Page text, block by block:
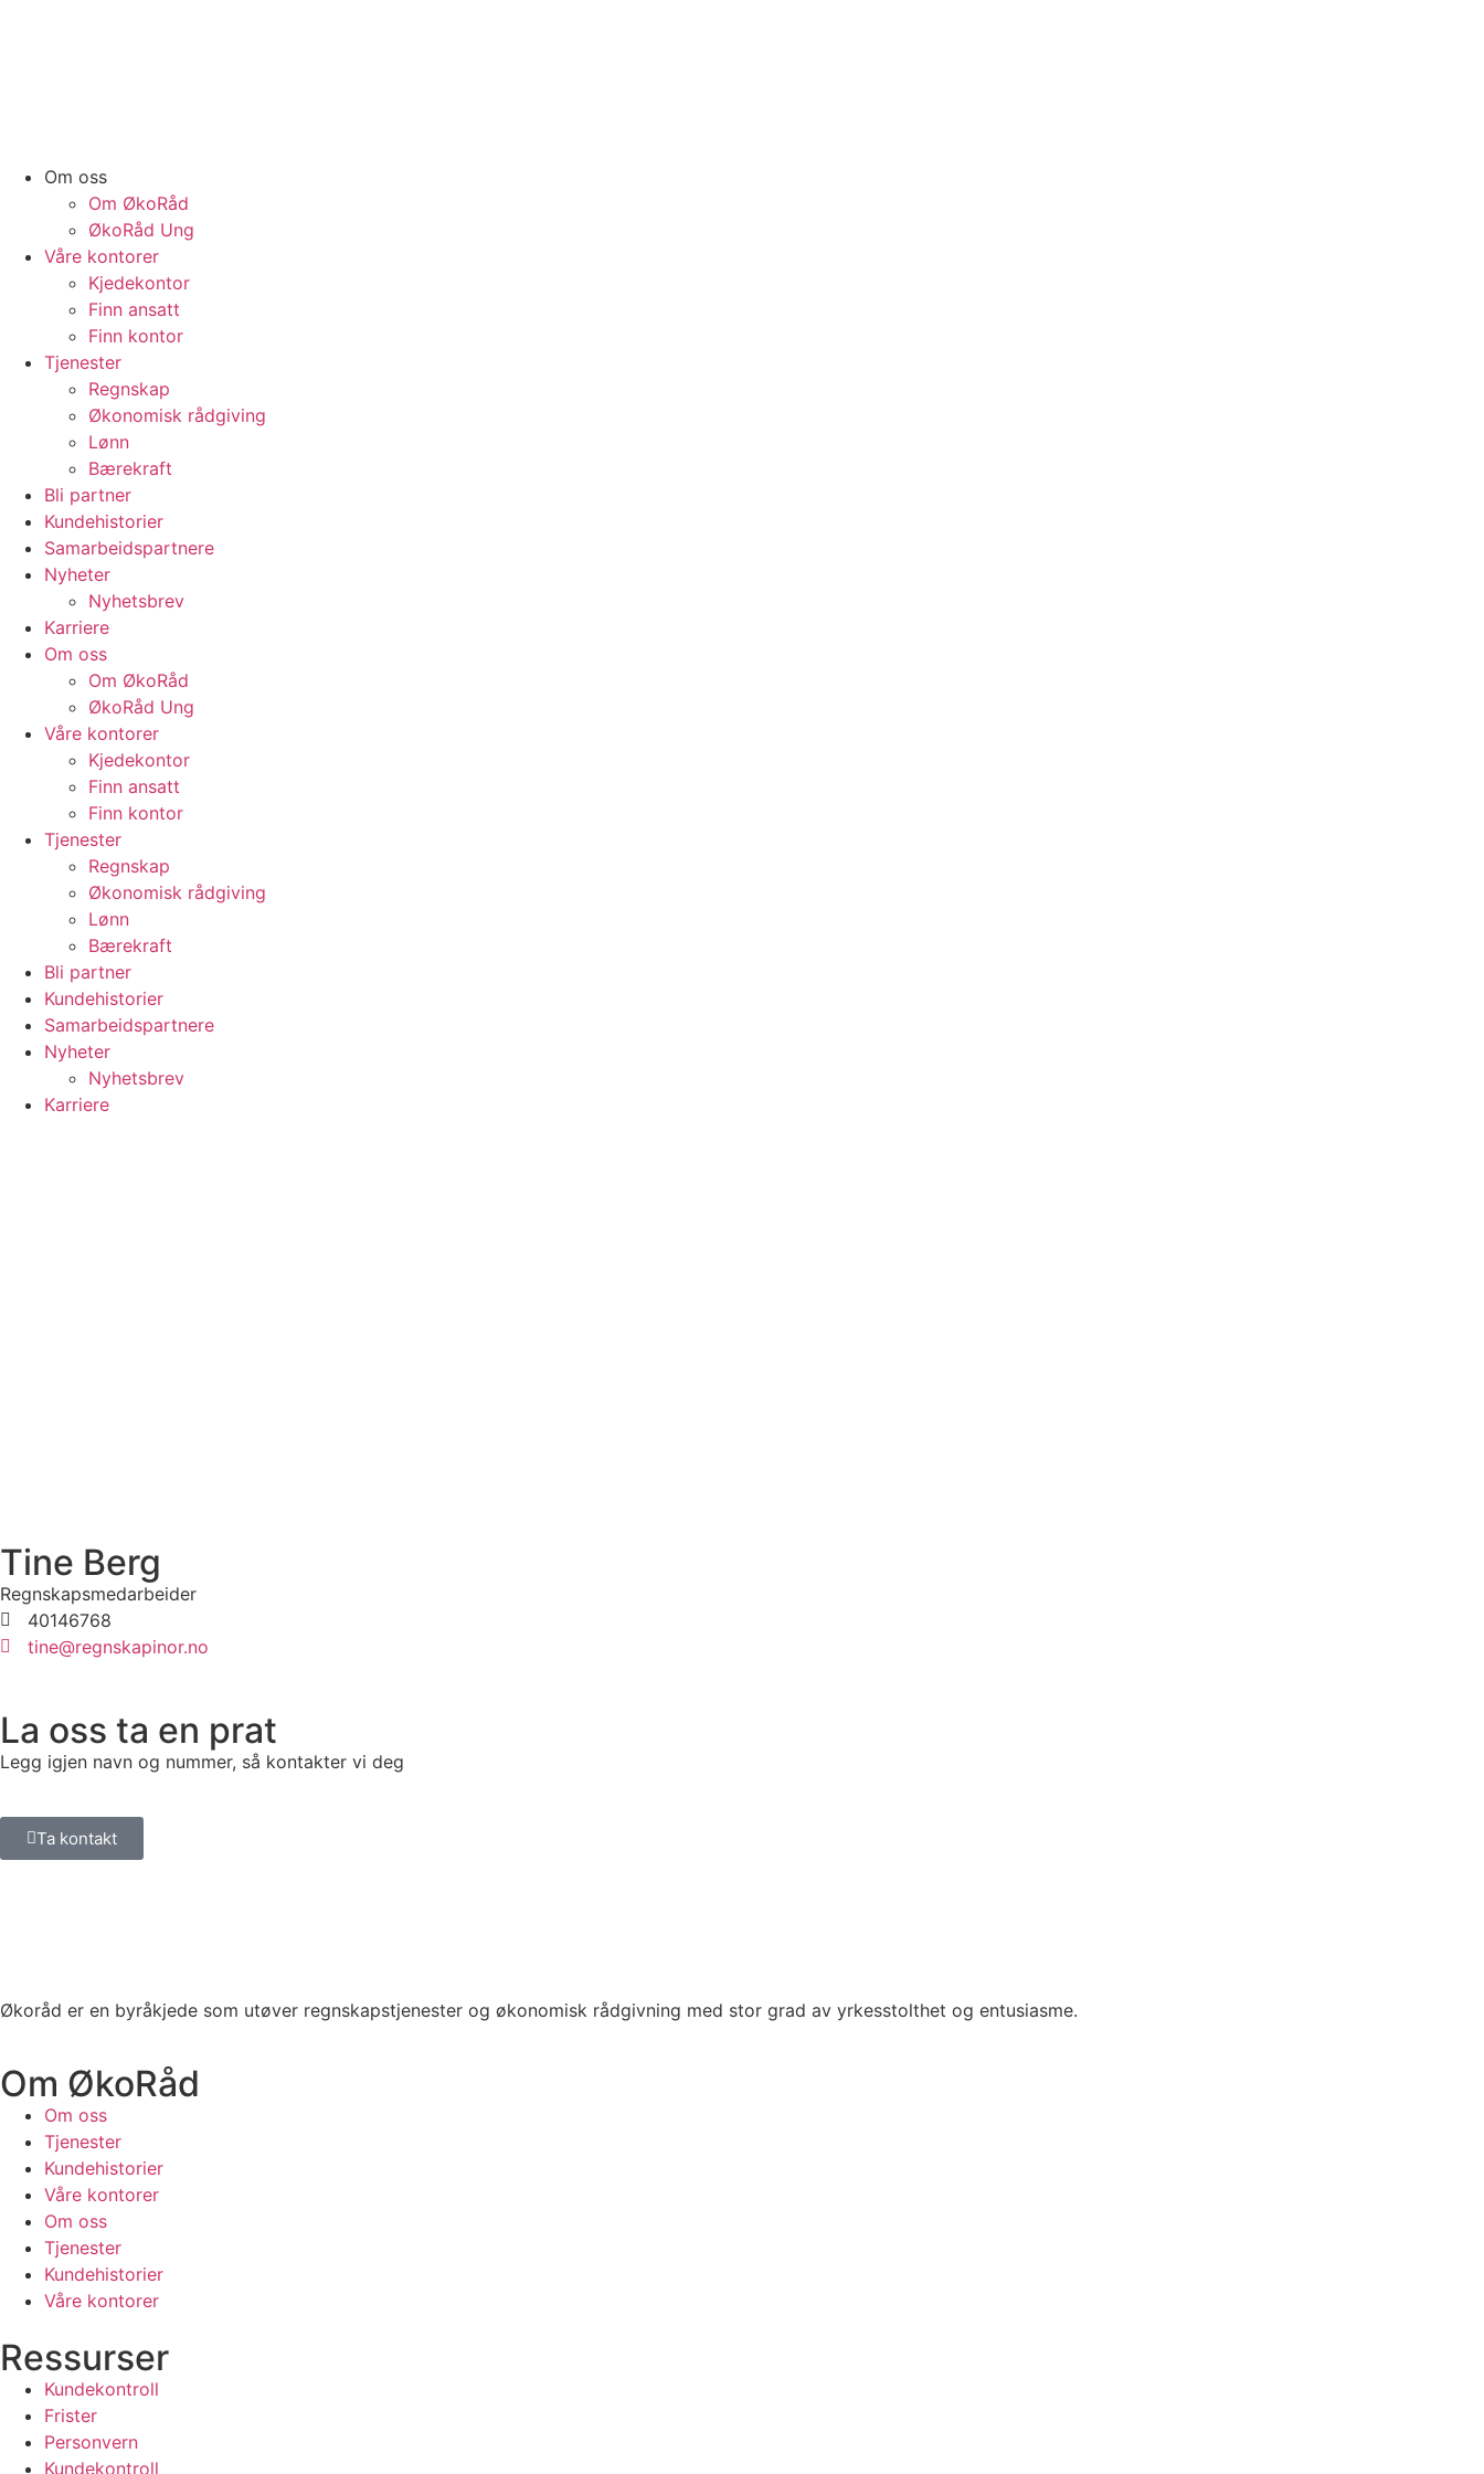
Om oss
Om ØkoRåd
ØkoRåd Ung
Våre kontorer
Kjedekontor
Finn ansatt
Finn kontor
Tjenester
Regnskap
Økonomisk rådgiving
Lønn
Bærekraft
Bli partner
Kundehistorier
Samarbeidspartnere
Nyheter
Nyhetsbrev
Karriere
Om oss
Om ØkoRåd
ØkoRåd Ung
Våre kontorer
Kjedekontor
Finn ansatt
Finn kontor
Tjenester
Regnskap
Økonomisk rådgiving
Lønn
Bærekraft
Bli partner
Kundehistorier
Samarbeidspartnere
Nyheter
Nyhetsbrev
Karriere
Tine Berg
Regnskapsmedarbeider
40146768
tine@regnskapinor.no
La oss ta en prat
Legg igjen navn og nummer, så kontakter vi deg
Ta kontakt
Økoråd er en byråkjede som utøver regnskapstjenester og økonomisk rådgivning med stor grad av yrkesstolthet og entusiasme.
Om ØkoRåd
Om oss
Tjenester
Kundehistorier
Våre kontorer
Om oss
Tjenester
Kundehistorier
Våre kontorer
Ressurser
Kundekontroll
Frister
Personvern
Kundekontroll